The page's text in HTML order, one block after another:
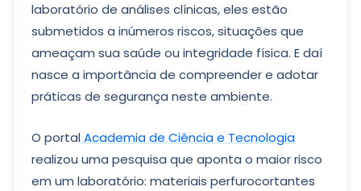
laboratório de análises clínicas, eles estão
submetidos a inúmeros riscos, situações que
ameaçam sua saúde ou integridade física. E daí
nasce a importância de compreender e adotar
práticas de segurança neste ambiente.
O portalAcademia de Ciência e Tecnologia
realizou uma pesquisa que aponta o maior risco
em um laboratório: materiais perfurocortantes